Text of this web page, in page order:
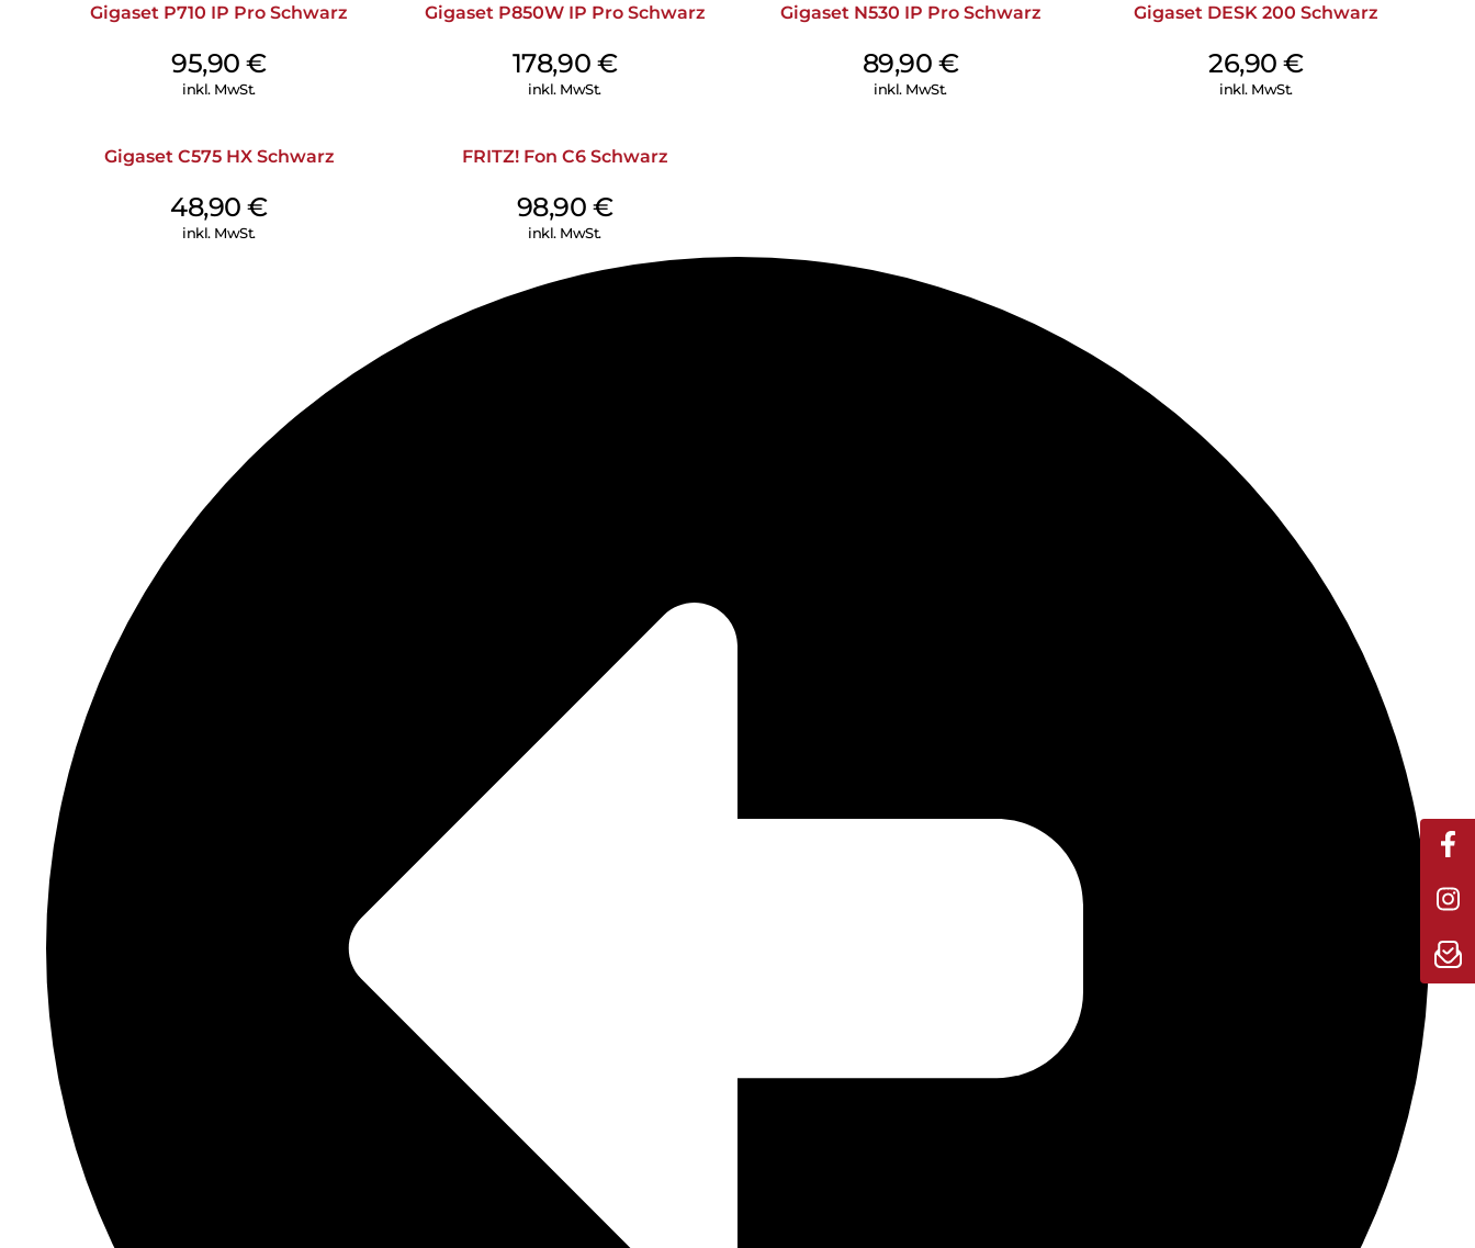
Gigaset P710 IP Pro Schwarz
95,90€
inkl. MwSt.
Gigaset P850W IP Pro Schwarz
178,90 €
inkl. MwSt.
Gigaset N530 IP Pro Schwarz
89,90 €
inkl. MwSt.
Gigaset DESK 200 Schwarz
26,90€
inkl. MwSt.
Gigaset C575 HX Schwarz
48,90€
inkl. MwSt.
FRITZ! Fon C6 Schwarz
98,90 €
inkl. MwSt.